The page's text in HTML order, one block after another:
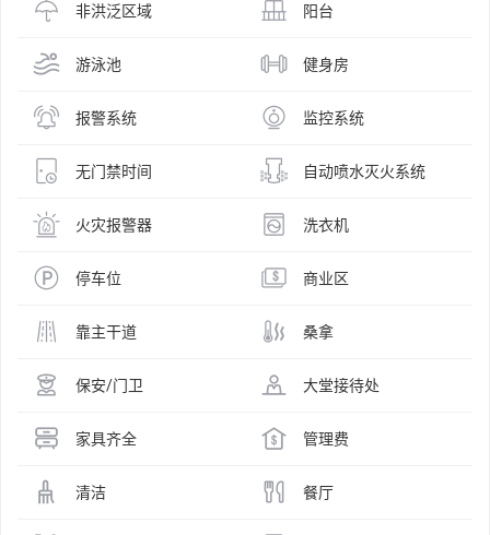
非洪泛区域 阳台
游泳池 健身房
报警系统 监控系统
无门禁时间 自动喷水灭火系统
火灾报警器 洗衣机
停车位 商业区
靠主干道 桑拿
保安/门卫 大堂接待处
家具齐全 管理费
清洁 餐厅